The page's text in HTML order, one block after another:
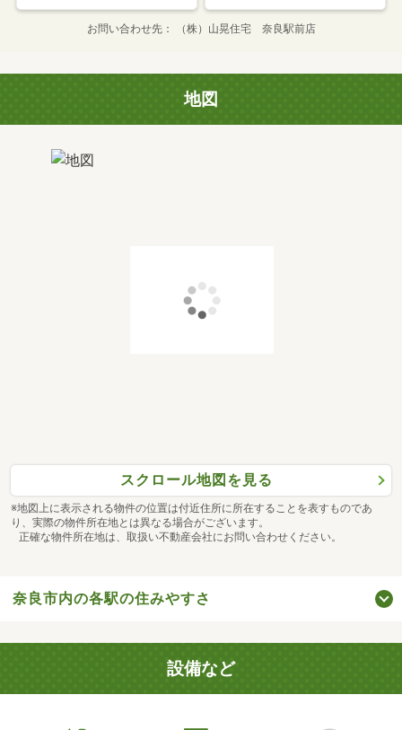
お問い合わせ先 （株）山晃住宅 奈良駅前店
地図
スクロール地図を見る
※地図上に表示される物件の位置は付近住所に所在することを表すものであ
り、実際の物件所在地とは異なる場合がございます。
正確な物件所在地は、取扱い不動産会社にお問い合わせください。
奈良市内の各駅の住みやすさ
設備など